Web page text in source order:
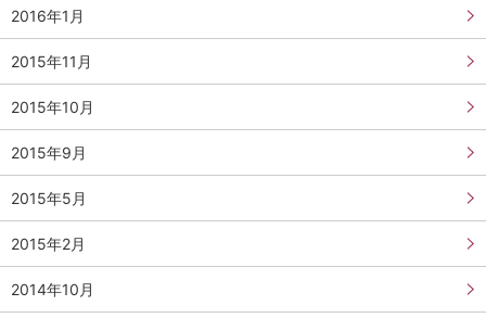
2016年1月
2015年11月
2015年10月
2015年9月
2015年5月
2015年2月
2014年10月